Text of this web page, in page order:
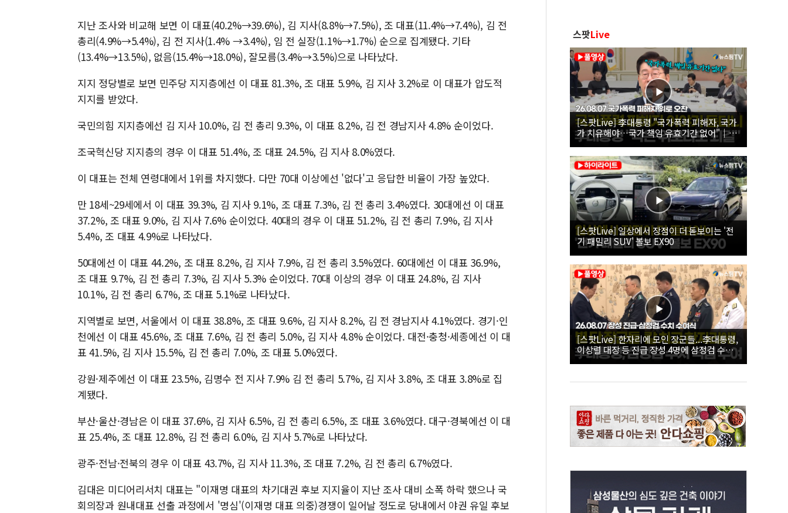
지난 조사와 비교해 보면 이 대표(40.2%→39.6%), 김 지사(8.8%→7.5%), 조 대표(11.4%→7.4%), 김 전
총리(4.9%→5.4%), 김 전 지사(1.4% →3.4%), 임 전 실장(1.1%→1.7%) 순으로 집계됐다. 기타
(13.4%→13.5%), 없음(15.4%→18.0%), 잘모름(3.4%→3.5%)으로 나타났다.
지지 정당별로 보면 민주당 지지층에선 이 대표 81.3%, 조 대표 5.9%, 김 지사 3.2%로 이 대표가 압도적
지지를 받았다.
국민의힘 지지층에선 김 지사 10.0%, 김 전 총리 9.3%, 이 대표 8.2%, 김 전 경남지사 4.8% 순이었다.
조국혁신당 지지층의 경우 이 대표 51.4%, 조 대표 24.5%, 김 지사 8.0%였다.
이 대표는 전체 연령대에서 1위를 차지했다. 다만 70대 이상에선 '없다'고 응답한 비율이 가장 높았다.
만 18세~29세에서 이 대표 39.3%, 김 지사 9.1%, 조 대표 7.3%, 김 전 총리 3.4%였다. 30대에선 이 대표
37.2%, 조 대표 9.0%, 김 지사 7.6% 순이었다. 40대의 경우 이 대표 51.2%, 김 전 총리 7.9%, 김 지사
5.4%, 조 대표 4.9%로 나타났다.
50대에선 이 대표 44.2%, 조 대표 8.2%, 김 지사 7.9%, 김 전 총리 3.5%였다. 60대에선 이 대표 36.9%,
조 대표 9.7%, 김 전 총리 7.3%, 김 지사 5.3% 순이었다. 70대 이상의 경우 이 대표 24.8%, 김 지사
10.1%, 김 전 총리 6.7%, 조 대표 5.1%로 나타났다.
지역별로 보면, 서울에서 이 대표 38.8%, 조 대표 9.6%, 김 지사 8.2%, 김 전 경남지사 4.1%였다. 경기·인
천에선 이 대표 45.6%, 조 대표 7.6%, 김 전 총리 5.0%, 김 지사 4.8% 순이었다. 대전·충청·세종에선 이 대
표 41.5%, 김 지사 15.5%, 김 전 총리 7.0%, 조 대표 5.0%였다.
강원·제주에선 이 대표 23.5%, 김명수 전 지사 7.9% 김 전 총리 5.7%, 김 지사 3.8%, 조 대표 3.8%로 집
계됐다.
부산·울산·경남은 이 대표 37.6%, 김 지사 6.5%, 김 전 총리 6.5%, 조 대표 3.6%였다. 대구·경북에선 이 대
표 25.4%, 조 대표 12.8%, 김 전 총리 6.0%, 김 지사 5.7%로 나타났다.
광주·전남·전북의 경우 이 대표 43.7%, 김 지사 11.3%, 조 대표 7.2%, 김 전 총리 6.7%였다.
김대은 미디어리서치 대표는 "이재명 대표의 차기대권 후보 지지율이 지난 조사 대비 소폭 하락 했으나 국
회의장과 원내대표 선출 과정에서 '명심'(이재명 대표 의중)경쟁이 일어날 정도로 당내에서 야권 유일 후보
스팟Live
[스팟Live] 李대통령 "국가폭력 피해자, 국가
가 치유해야…국가 책임 유효기간 없어"｜
26.08.07 국가폭력 피해자 위로 오찬
[스팟Live] 일상에서 장점이 더 돋보이는 '전
기 패밀리 SUV' 볼보 EX90
[스팟Live] 한자리에 모인 장군들...李대통령,
이상렬 대장 등 진급 장성 4명에 삼정검 수치
직접 수여｜26.08.07 장성 진급·삼정검 수치